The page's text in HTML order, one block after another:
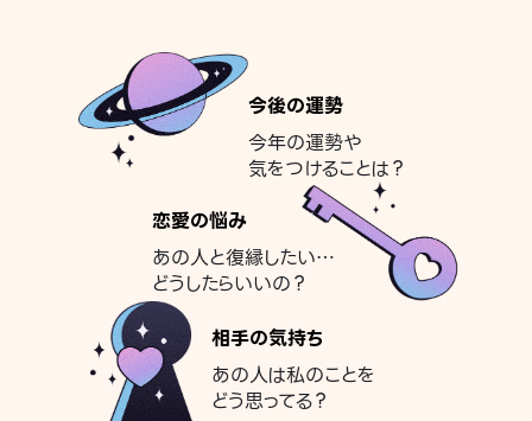
今後の運勢
今年の運勢や
気をつけることは？
恋愛の悩み
あの人と復縁したい…
どうしたらいいの？
相手の気持ち
あの人は私のことを
どう思ってる？